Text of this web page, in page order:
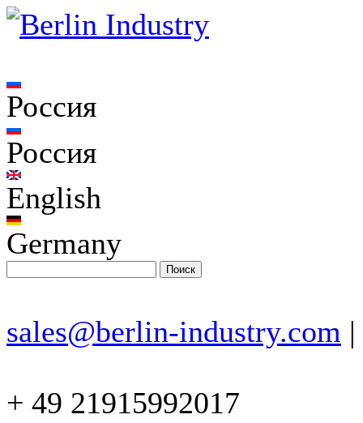
Россия
Россия
English
Germany
sales@berlin-industry.com |
+ 49 21915992017